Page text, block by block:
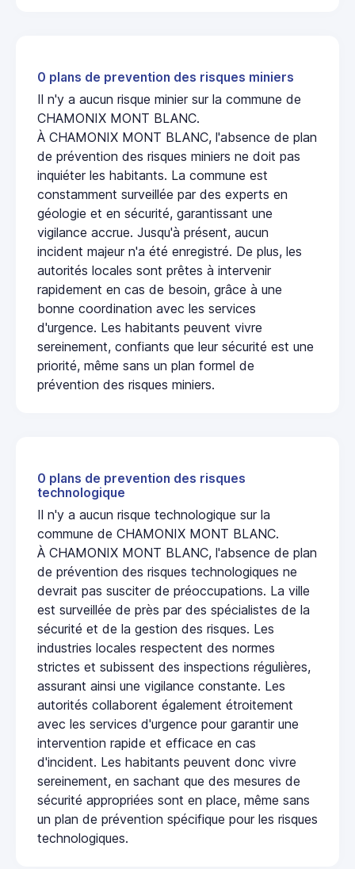
0 plans de prevention des risques miniers
Il n'y a aucun risque minier sur la commune de
CHAMONIX MONT BLANC.
À CHAMONIX MONT BLANC, l'absence de plan
de prévention des risques miniers ne doit pas
inquiéter les habitants. La commune est
constamment surveillée par des experts en
géologie et en sécurité, garantissant une
vigilance accrue. Jusqu'à présent, aucun
incident majeur n'a été enregistré. De plus, les
autorités locales sont prêtes à intervenir
rapidement en cas de besoin, grâce à une
bonne coordination avec les services
d'urgence. Les habitants peuvent vivre
sereinement, confiants que leur sécurité est une
priorité, même sans un plan formel de
prévention des risques miniers.
0 plans de prevention des risques
technologique
Il n'y a aucun risque technologique sur la
commune de CHAMONIX MONT BLANC.
À CHAMONIX MONT BLANC, l'absence de plan
de prévention des risques technologiques ne
devrait pas susciter de préoccupations. La ville
est surveillée de près par des spécialistes de la
sécurité et de la gestion des risques. Les
industries locales respectent des normes
strictes et subissent des inspections régulières,
assurant ainsi une vigilance constante. Les
autorités collaborent également étroitement
avec les services d'urgence pour garantir une
intervention rapide et efficace en cas
d'incident. Les habitants peuvent donc vivre
sereinement, en sachant que des mesures de
sécurité appropriées sont en place, même sans
un plan de prévention spécifique pour les risques
technologiques.